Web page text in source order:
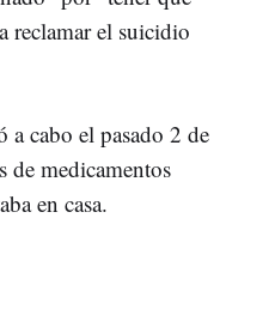
reclamar el suicidio
a cabo el pasado 2 de
de medicamentos
en casa.